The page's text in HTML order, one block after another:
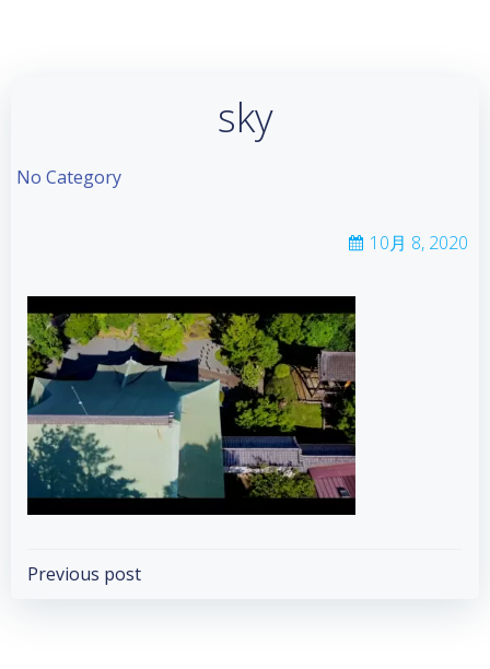
sky
No Category
10月 8, 2020
Post
Previous post